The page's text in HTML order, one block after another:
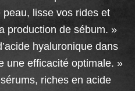
lisse vos rides et
production de sébum. »
hyaluronique dans
une efficacité optimale. »
riches en acide